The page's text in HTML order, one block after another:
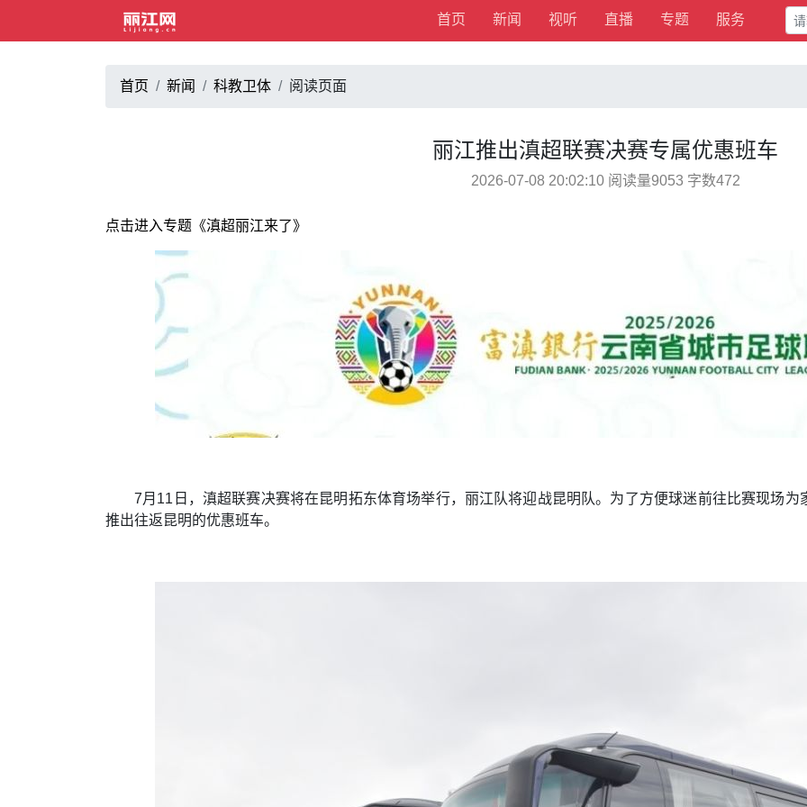
首页 新闻 视听 直播 专题 服务
首页 新闻 科教卫体 阅读页面
丽江推出滇超联赛决赛专属优惠班车
2026-07-08 20:02:10 阅读量9053 字数472
点击进入专题《滇超丽江来了》
7月11日，滇超联赛决赛将在昆明拓东体育场举行，丽江队将迎战昆明队。为了方便球迷前往比赛现场
推出往返昆明的优惠班车。